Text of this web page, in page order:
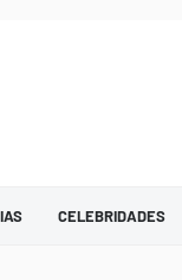
CELEBRIDADES